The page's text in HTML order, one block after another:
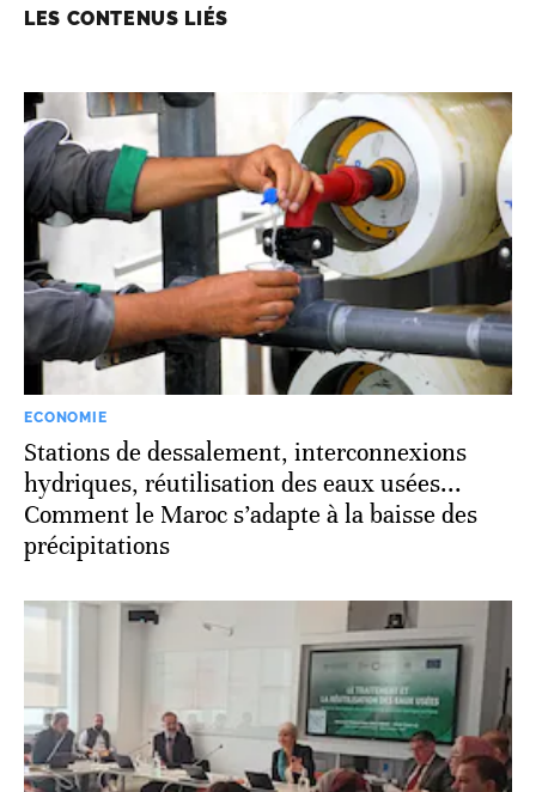
LES CONTENUS LIÉS
ECONOMIE
Stations de dessalement, interconnexions
hydriques, réutilisation des eaux usées...
Comment le Maroc s’adapte à la baisse des
précipitations